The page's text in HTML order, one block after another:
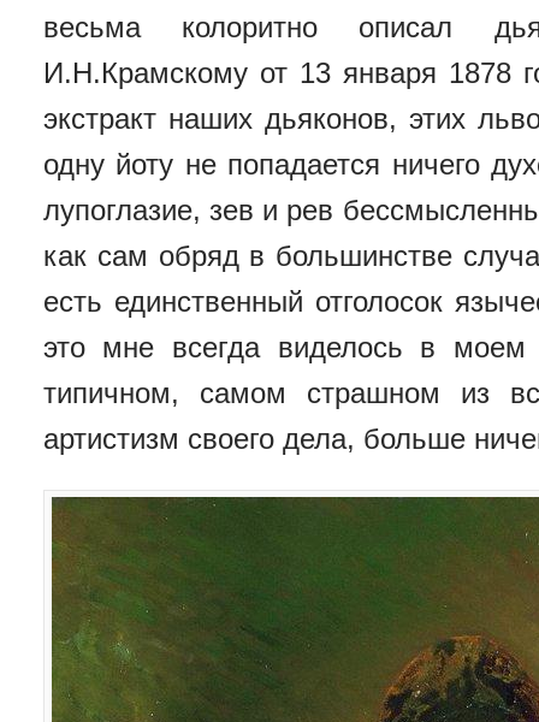
весьма колоритно описал
И.Н.Крамскому от 13 января 1878
экстракт наших дьяконов, этих
одну йоту не попадается ничего
лупоглазие, зев и рев
как сам обряд в большинстве
есть единственный отголосок
это мне всегда виделось в
типичном, самом страшном из
артистизм своего дела, больше